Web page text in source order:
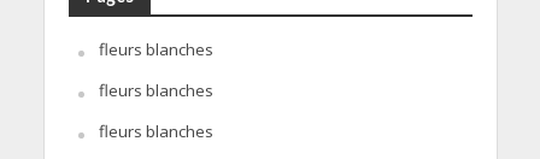
fleurs blanches
fleurs blanches
fleurs blanches